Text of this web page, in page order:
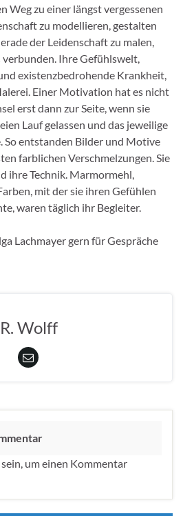
Weg zu einer längst vergessenen
zu modellieren, gestalten
der Leidenschaft zu malen,
Ihre Gefühlswelt,
existenzbedrohende Krankheit,
Einer Motivation hat es nicht
erst dann zur Seite, wenn sie
Lauf gelassen und das jeweilige
So entstanden Bilder und Motive
farblichen Verschmelzungen. Sie
ihre Technik. Marmormehl,
mit der sie ihren Gefühlen
waren täglich ihr Begleiter.
Lachmayer gern für Gespräche
R. Wolff
sein, um einen Kommentar